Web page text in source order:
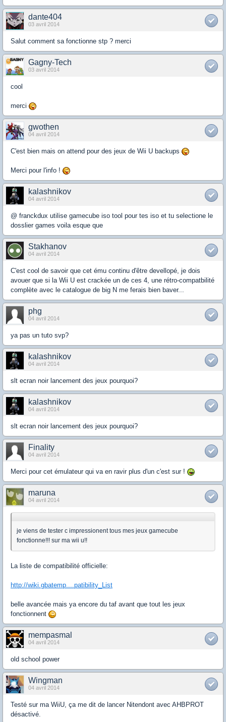
dante404
03 avril 2014
Salut comment sa fonctionne stp ? merci
Gagny-Tech
03 avril 2014
cool
merci
gwothen
04 avril 2014
C'est bien mais on attend pour des jeux de Wii U backups
Merci pour l'info !
kalashnikov
04 avril 2014
@ franckdux utilise gamecube iso tool pour tes iso et tu selectione le
dosslier games voila esque que
Stakhanov
04 avril 2014
C'est cool de savoir que cet ému continu d'être devellopé, je dois
avouer que si la Wii U est crackée un de ces 4, une rétro-compatbilité
complète avec le catalogue de big N me ferais bien baver...
phg
04 avril 2014
ya pas un tuto svp?
kalashnikov
04 avril 2014
slt ecran noir lancement des jeux pourquoi?
kalashnikov
04 avril 2014
slt ecran noir lancement des jeux pourquoi?
Finality
04 avril 2014
Merci pour cet émulateur qui va en ravir plus d'un c'est sur !
maruna
04 avril 2014
je viens de tester c impressionent tous mes jeux gamecube
fonctionne!!! sur ma wii u!!
La liste de compatibilité officielle:
http://wiki.gbatemp....patibility_List
belle avancée mais ya encore du taf avant que tout les jeux
fonctionnent
mempasmal
04 avril 2014
old school power
Wingman
04 avril 2014
Testé sur ma WiiU, ça me dit de lancer Nitendont avec AHBPROT
désactivé.